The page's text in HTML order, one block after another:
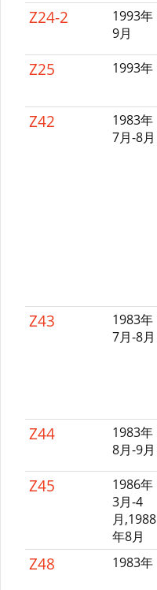
Z24-2
1993年
9月
Z25 1993年
Z42
1983年
7月-8月
Z43
1983年
7月-8月
Z44
1983年
8月-9月
Z45
1986年
3月-4
月,1988
年8月
Z48 1983年